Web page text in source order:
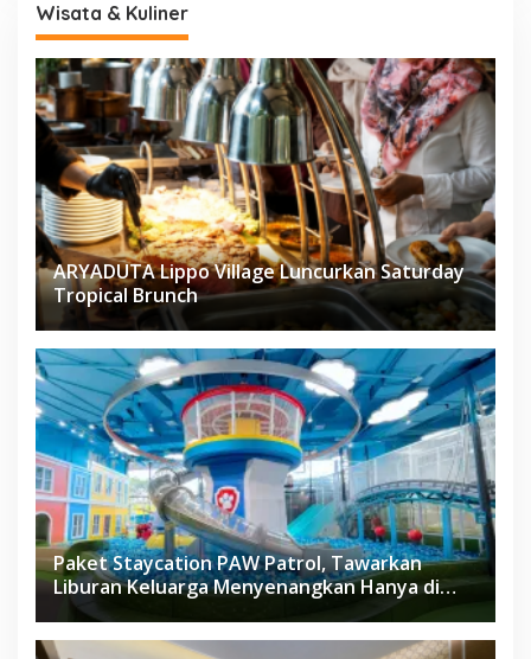
Wisata & Kuliner
ARYADUTA Lippo Village Luncurkan Saturday
Tropical Brunch
Paket Staycation PAW Patrol, Tawarkan
Liburan Keluarga Menyenangkan Hanya di
Herloom Hotel BSD